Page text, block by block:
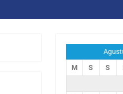
M
S S